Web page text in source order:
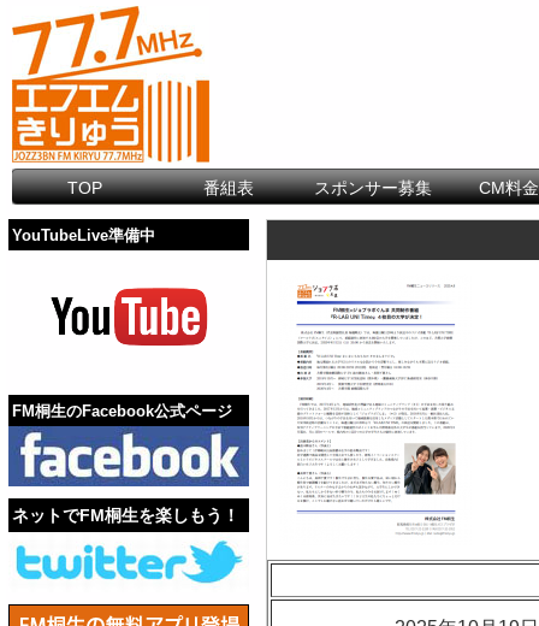
TOP 番組表 スポンサー募集 CM料
YouTubeLive準備中
FM桐生のFacebook公式ページ
ネットでFM桐生を楽しもう！